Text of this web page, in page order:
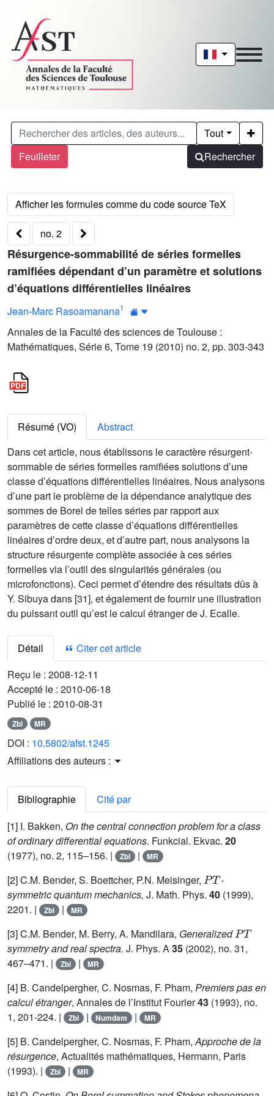
Feuilleter
Tout
Rechercher
no. 2
Résurgence-sommabilité de séries formelles
ramifiées dépendant d’un paramètre et solutions
d’équations différentielles linéaires
Jean-Marc Rasoamanana1
Annales de la Faculté des sciences de Toulouse :
Mathématiques, Série 6, Tome 19 (2010) no. 2, pp. 303-343
Résumé (VO)
Abstract
Dans cet article, nous établissons le caractère résurgent-
sommable de séries formelles ramifiées solutions d’une
classe d’équations différentielles linéaires. Nous analysons
d’une part le problème de la dépendance analytique des
sommes de Borel de telles séries par rapport aux
paramètres de cette classe d’équations différentielles
linéaires d’ordre deux, et d’autre part, nous analysons la
structure résurgente complète associée à ces séries
formelles via l’outil des singularités générales (ou
microfonctions). Ceci permet d’étendre des résultats dûs à
Y. Sibuya dans [31], et également de fournir une illustration
du puissant outil qu’est le calcul étranger de J. Ecalle.
Détail
Citer cet article
Reçu le : 2008-12-11
Accepté le : 2010-06-18
Publié le : 2010-08-31
Zbl MR
DOI : 10.5802/afst.1245
Affiliations des auteurs :
Bibliographie
Cité par
[1] I. Bakken, On the central connection problem for a class
of ordinary differential equations. Funkcial. Ekvac. 20
(1977), no. 2, 115–156. |
Zbl | MR
[2] C.M. Bender, S. Boettcher, P.N. Meisinger,
-
symmetric quantum mechanics, J. Math. Phys. 40 (1999),
2201. |
Zbl | MR
[3] C.M. Bender, M. Berry, A. Mandilara, Generalized
symmetry and real spectra. J. Phys. A35 (2002), no. 31,
467–471. |
Zbl | MR
[4] B. Candelpergher, C. Nosmas, F. Pham, Premiers pas en
calcul étranger, Annales de l’Institut Fourier43 (1993), no.
1, 201-224. |
Zbl | Numdam | MR
[5] B. Candelpergher, C. Nosmas, F. Pham,Approche de la
résurgence, Actualités mathématiques, Hermann, Paris
(1993). |
Zbl | MR